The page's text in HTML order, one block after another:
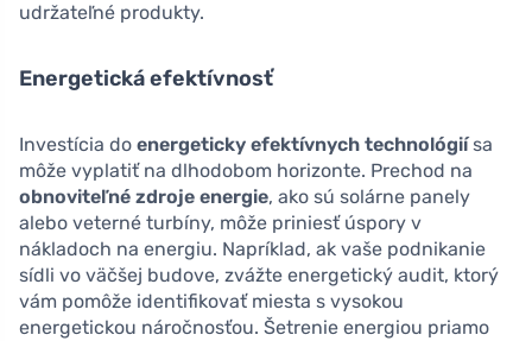
udržateľné produkty.
Energetická efektívnosť
Investícia do energeticky efektívnych technológiísa
môže vyplatiť na dlhodobom horizonte. Prechod na
obnoviteľné zdroje energie, ako sú solárne panely
alebo veterné turbíny, môže priniesť úspory v
nákladoch na energiu. Napríklad, ak vaše podnikanie
sídli vo väčšej budove, zvážte energetický audit, ktorý
vám pomôže identifikovať miesta s vysokou
energetickou náročnosťou. Šetrenie energiou priamo